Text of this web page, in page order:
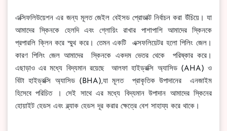
এক্সিফলিউয়েশন এর জন্য মূলত জেইল বেইসড প্রোডাক্ট নির্বাচন করা উঁচিয়ে। যা
আমাদের স্কিনকে হেলদি এবং গ্লোয়িং রাখার পাশাপাশি আমাদের স্কিনকে
প্রপারলি ক্লিন করে স্মুথ করে। তেমন একটি এক্সফলিয়েটর হলো পিলিং জেল।
কারণ পিলিং জেল আমাদের স্কিনকে একদম ভেতর থেকে পরিষ্কার করে।
এছাড়াও এর মধ্যে বিদ্যমান রয়েছে আলফা হাইড্রক্সি অ্যাসিড (AHA) ও
বিটা হাইড্রক্সি অ্যাসিড (BHA),যা মূলত প্রাকৃতিক উপাদানের এনজাইম
হিসেবে পরিচিত । সেই সাথে এর মধ্যে বিদ্যমান উপাদান আমাদের স্কিনের
হোয়াইট হেডস এবং ব্ল্যাক হেডস দূর করার ক্ষেত্রে বেশ সাহায্য করে থাকে।